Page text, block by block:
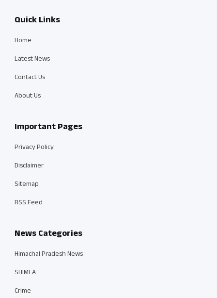
Quick Links
Home
Latest News
Contact Us
About Us
Important Pages
Privacy Policy
Disclaimer
Sitemap
RSS Feed
News Categories
Himachal Pradesh News
SHIMLA
Crime